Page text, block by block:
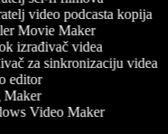
video podcasta kopija
Movie Maker
izrađivač videa
za sinkronizaciju videa
editor
Video Maker